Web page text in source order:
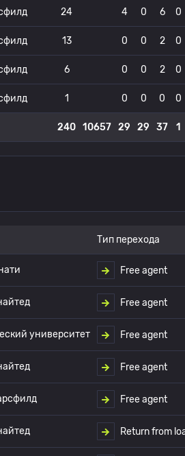
24 4 0 6 0
13 0 0 2 0
6 0 0 2 0
1 0 0 0 0
240 10657 29 29 37 1
Тип перехода
Free agent
Free agent
университет Free agent
Free agent
Free agent
Return from